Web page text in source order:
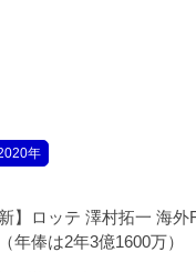
年
新】ロッテ 澤村拓一 海
年俸は2年3億1600万）